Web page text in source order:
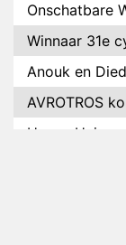
Onschatbare
Winnaar 31e
Anouk en
AVROTROS
Henny